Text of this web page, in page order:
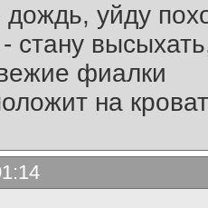
дождь, уйду
стану
фиалки
на